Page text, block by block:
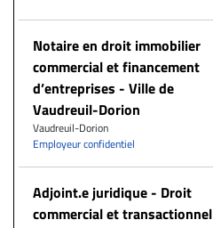
Notaire en droit immobilier
commercial et financement
d’entreprises - Ville de
Vaudreuil-Dorion
Vaudreuil-Dorion
Employeur confidentiel
Adjoint.e juridique - Droit
commercial et transactionnel